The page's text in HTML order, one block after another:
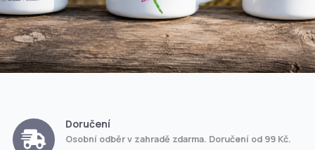
Doručení
Osobní odběr v zahradě zdarma. Doručení od 99 Kč.